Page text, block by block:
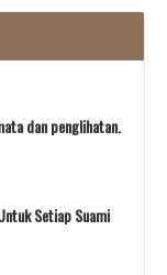
dan penglihatan.
Setiap Suami